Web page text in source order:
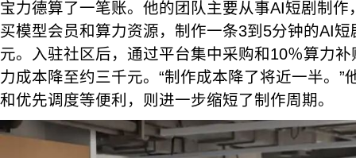
宝力德算了一笔账。他的团队主要从事AI短剧制作
买模型会员和算力资源，制作一条3到5分钟的AI
元。入驻社区后，通过平台集中采购和10％算力
力成本降至约三千元。“制作成本降了将近一半。”
和优先调度等便利，则进一步缩短了制作周期。